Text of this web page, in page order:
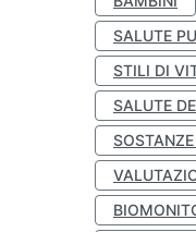
SALUTE
STILI DI
SALUTE